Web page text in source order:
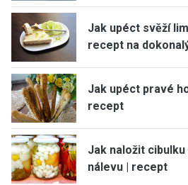
Jak upéct svěží
recept na
Jak upéct pravé
recept
Jak naložit
nálevu | recept